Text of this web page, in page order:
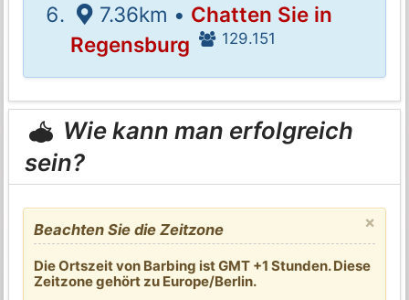
7.36km • Chatten Sie in
Regensburg
129.151
Wie kann man erfolgreich
sein?
×
Beachten Sie die Zeitzone
Die Ortszeit von Barbing ist GMT +1 Stunden. Diese
Zeitzone gehört zu Europe/Berlin.